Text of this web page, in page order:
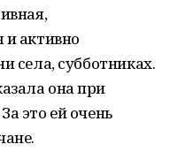
и активно
села, субботниках.
она при
это ей очень